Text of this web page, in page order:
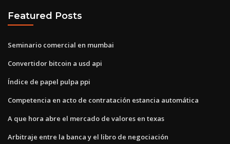
Featured Posts
Seminario comercial en mumbai
Convertidor bitcoin a usd api
Índice de papel pulpa ppi
Competencia en acto de contratación estancia automática
A que hora abre el mercado de valores en texas
Arbitraje entre la banca y el libro de negociación